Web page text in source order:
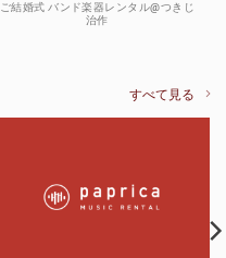
ご結婚式 バンド楽器レンタル@つきじ
治作
すべて見る